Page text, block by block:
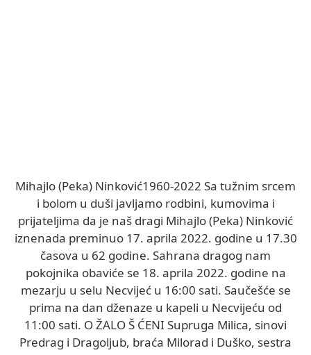
Mihajlo (Peka) Ninković1960-2022 Sa tužnim srcem
i bolom u duši javljamo rodbini, kumovima i
prijateljima da je naš dragi Mihajlo (Peka) Ninković
iznenada preminuo 17. aprila 2022. godine u 17.30
časova u 62 godine. Sahrana dragog nam
pokojnika obaviće se 18. aprila 2022. godine na
mezarju u selu Necvijeć u 16:00 sati. Saučešće se
prima na dan dženaze u kapeli u Necvijeću od
11:00 sati. O ŽALO Š ĆENI Supruga Milica, sinovi
Predrag i Dragoljub, braća Milorad i Duško, sestra